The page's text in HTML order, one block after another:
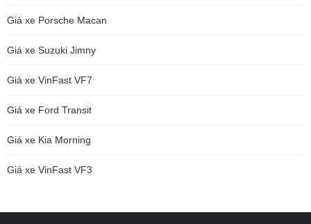
Giá xe Porsche Macan
Giá xe Suzuki Jimny
Giá xe VinFast VF7
Giá xe Ford Transit
Giá xe Kia Morning
Giá xe VinFast VF3